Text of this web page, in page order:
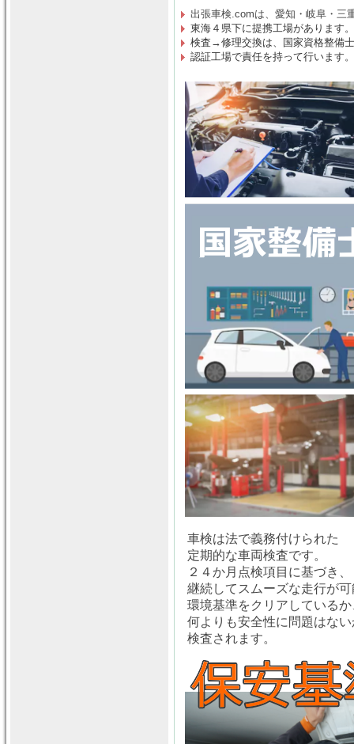
出張車検.comは、 愛知・岐阜・三
東海４県下に提携工場があります。
検査→修理交換は、
国家資格整備
認証工場で責任を持って行います。
車検は法で義務付けられた
定期的な車両検査です。
２４か月点検項目に基づき、
継続してスムーズな走行が可
環境基準をクリアしているか
何よりも安全性に問題はない
検査されます。